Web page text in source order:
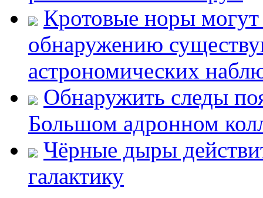
Кротовые норы
обнаружению
астрономических
Обнаружить следы
Большом адронном
Чёрные дыры
галактику